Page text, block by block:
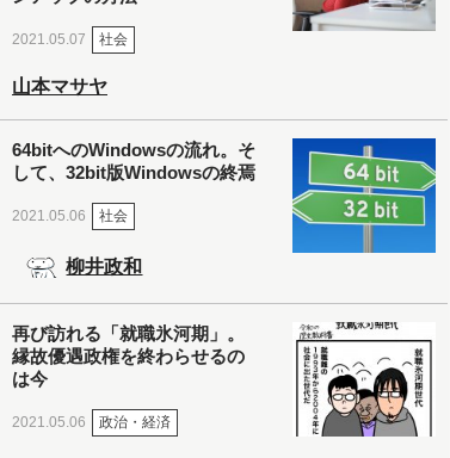
2021.05.07 社会
山本マサヤ
64bitへのWindowsの流れ。そ
して、32bit版Windowsの終焉
2021.05.06 社会
柳井政和
再び訪れる「就職氷河期」。
縁故優遇政権を終わらせるの
は今
2021.05.06 政治・経済